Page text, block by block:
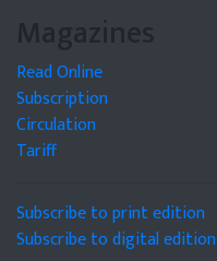
Magazines
Read Online
Subscription
Circulation
Tariff
Subscribe to print edition
Subscribe to digital edition